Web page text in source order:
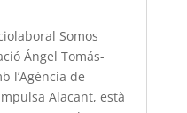
Somos
Ángel Tomás-
l’Agència de
Alacant, està